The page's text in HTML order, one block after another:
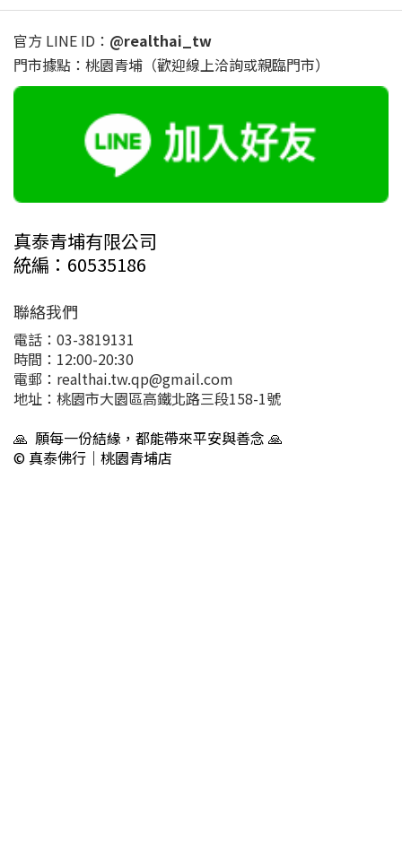
官方 LINE ID： @realthai_tw
門市據點：桃園青埔（歡迎線上洽詢或親臨門市）
真泰青埔有限公司
統編：60535186
聯絡我們
電話：03-3819131
時間：12:00-20:30
電郵：realthai.tw.qp@gmail.com
地址：桃園市大園區高鐵北路三段158-1號
🙏 願每一份結緣，都能帶來平安與善念 🙏
© 真泰佛行｜桃園青埔店